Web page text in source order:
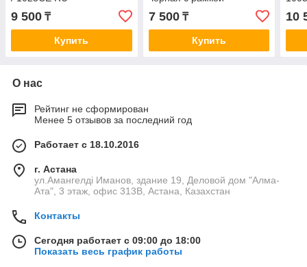
9 500 ₸
Купить
7 500₸
Купить
10
О нас
Рейтинг не сформирован
Менее 5 отзывов за последний год
Работает с 18.10.2016
г. Астана
ул.Амангелді Иманов, здание 19, Деловой дом "Алма-
Ата", 3 этаж, офис 313В, Астана, Казахстан
Контакты
Сегодня работает с 09:00 до 18:00
Показать весь график работы